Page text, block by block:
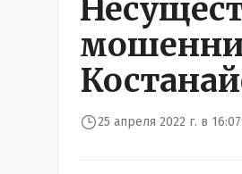
25 апреля 2022 г. в 16:07